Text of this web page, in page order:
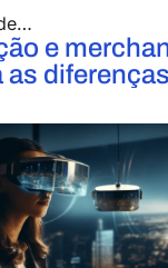
e
as